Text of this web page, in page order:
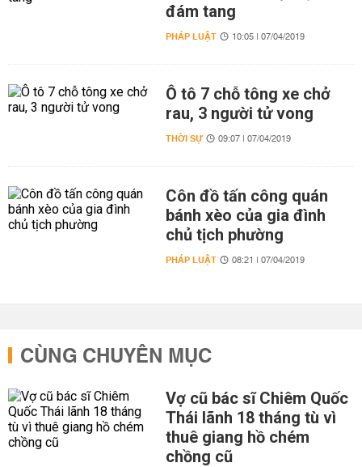
đám tang
PHÁP LUẬT 10:05 | 07/04/2019
Ô tô 7 chỗ tông xe chở
rau, 3 người tử vong
THỜI SỰ 09:07 | 07/04/2019
Côn đồ tấn công quán
bánh xèo của gia đình
chủ tịch phường
PHÁP LUẬT 08:21 | 07/04/2019
CÙNG CHUYÊN MỤC
Vợ cũ bác sĩ Chiêm Quốc
Thái lãnh 18 tháng tù vì
thuê giang hồ chém
chồng cũ